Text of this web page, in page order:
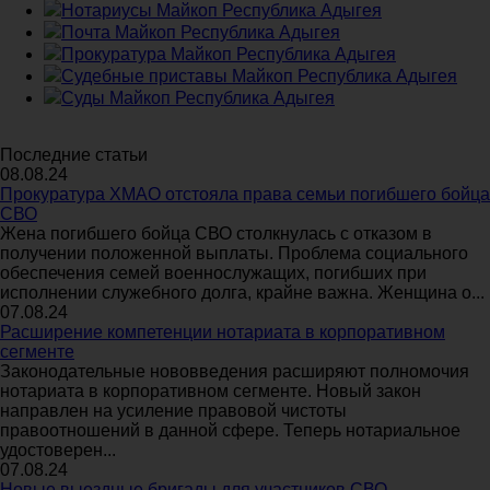
Нотариусы Майкоп Республика Адыгея
Почта Майкоп Республика Адыгея
Прокуратура Майкоп Республика Адыгея
Судебные приставы Майкоп Республика Адыгея
Суды Майкоп Республика Адыгея
Последние статьи
08.08.24
Прокуратура ХМАО отстояла права семьи погибшего бойца
СВО
Жена погибшего бойца СВО столкнулась с отказом в
получении положенной выплаты. Проблема социального
обеспечения семей военнослужащих, погибших при
исполнении служебного долга, крайне важна. Женщина о...
07.08.24
Расширение компетенции нотариата в корпоративном
сегменте
Законодательные нововведения расширяют полномочия
нотариата в корпоративном сегменте. Новый закон
направлен на усиление правовой чистоты
правоотношений в данной сфере. Теперь нотариальное
удостоверен...
07.08.24